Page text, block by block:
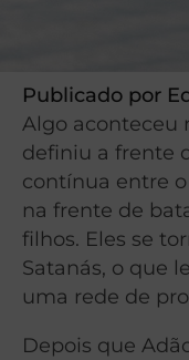
Publicado por
Algo aconteceu
definiu a frente
contínua entre
na frente de
filhos. Eles se
Satanás, o que
uma rede de
Depois que